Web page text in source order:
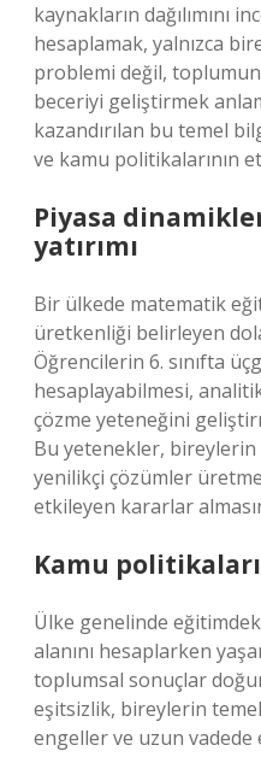
kaynakların dağılımını
hesaplamak, yalnızca
problemi değil, toplumun
beceriyi geliştirmek
kazandırılan bu temel
ve kamu politikalarının
Piyasa
yatırımı
Bir ülkede matematik
üretkenliği belirleyen
Öğrencilerin 6. sınıfta
hesaplayabilmesi,
çözme yeteneğini
Bu yetenekler, bireylerin
yenilikçi çözümler
etkileyen kararlar
Kamu
Ülke genelinde
alanını hesaplarken
toplumsal sonuçlar
eşitsizlik, bireylerin
engeller ve uzun